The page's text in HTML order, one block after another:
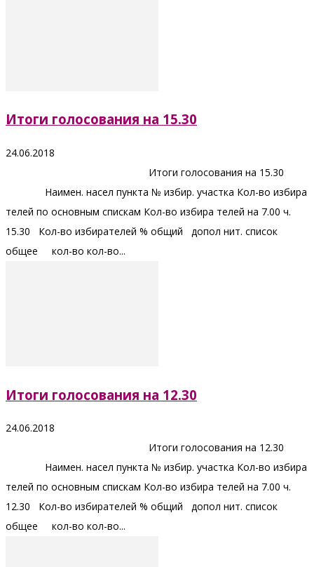
Итоги голосования на 15.30
24.06.2018
Итоги голосования на 15.30
Наимен. насел пункта № избир. участка Кол-во избира
телей по основным спискам Кол-во избира телей на 7.00 ч.
15.30 Кол-во избирателей % общий допол нит. список
общее кол-во кол-во...
Итоги голосования на 12.30
24.06.2018
Итоги голосования на 12.30
Наимен. насел пункта № избир. участка Кол-во избира
телей по основным спискам Кол-во избира телей на 7.00 ч.
12.30 Кол-во избирателей % общий допол нит. список
общее кол-во кол-во...